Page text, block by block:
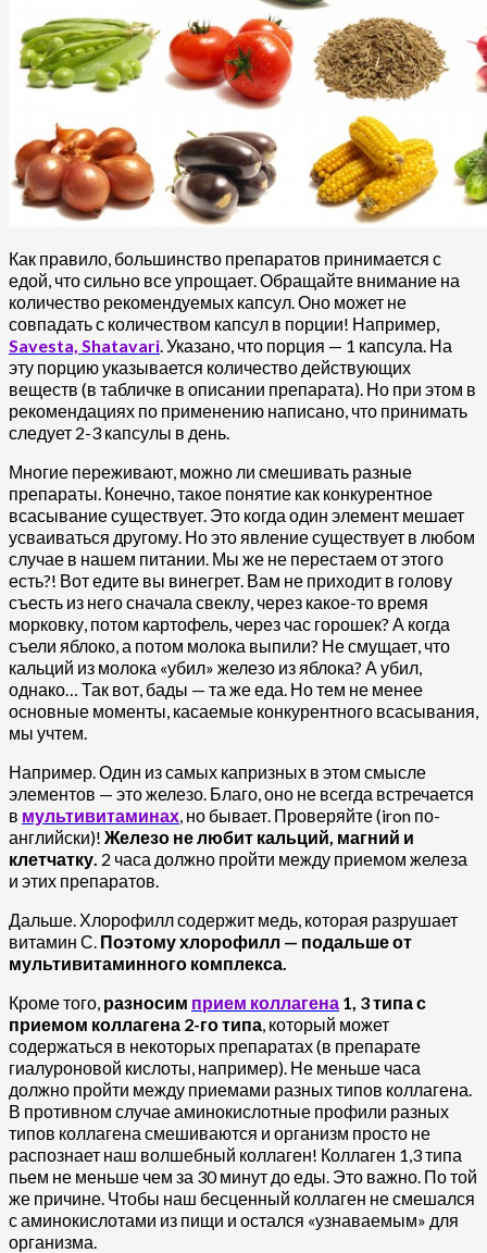
Как правило, большинство препаратов принимается с
едой, что сильно все упрощает. Обращайте внимание на
количество рекомендуемых капсул. Оно может не
совпадать с количеством капсул в порции! Например,
Savesta, Shatavari. Указано, что порция — 1 капсула. На
эту порцию указывается количество действующих
веществ (в табличке в описании препарата). Но при этом в
рекомендациях по применению написано, что принимать
следует 2-3 капсулы в день.
Многие переживают, можно ли смешивать разные
препараты. Конечно, такое понятие как конкурентное
всасывание существует. Это когда один элемент мешает
усваиваться другому. Но это явление существует в любом
случае в нашем питании. Мы же не перестаем от этого
есть?! Вот едите вы винегрет. Вам не приходит в голову
съесть из него сначала свеклу, через какое-то время
морковку, потом картофель, через час горошек? А когда
съели яблоко, а потом молока выпили? Не смущает, что
кальций из молока «убил» железо из яблока? А убил,
однако… Так вот, бады — та же еда. Но тем не менее
основные моменты, касаемые конкурентного всасывания,
мы учтем.
Например. Один из самых капризных в этом смысле
элементов — это железо. Благо, оно не всегда встречается
в мультивитаминах, но бывает. Проверяйте (iron по-
английски)! Железо не любит кальций, магний и
клетчатку. 2 часа должно пройти между приемом железа
и этих препаратов.
Дальше. Хлорофилл содержит медь, которая разрушает
витамин С. Поэтому хлорофилл — подальше от
мультивитаминного комплекса.
Кроме того, разносим прием коллагена 1, 3 типа с
приемом коллагена 2-го типа, который может
содержаться в некоторых препаратах (в препарате
гиалуроновой кислоты, например). Не меньше часа
должно пройти между приемами разных типов коллагена.
В противном случае аминокислотные профили разных
типов коллагена смешиваются и организм просто не
распознает наш волшебный коллаген! Коллаген 1,3 типа
пьем не меньше чем за 30 минут до еды. Это важно. По той
же причине. Чтобы наш бесценный коллаген не смешался
с аминокислотами из пищи и остался «узнаваемым» для
организма.